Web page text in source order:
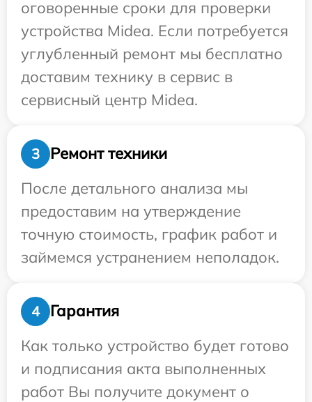
оговоренные сроки для проверки
устройства Midea. Если потребуется
углубленный ремонт мы бесплатно
доставим технику в сервис в
сервисный центр Midea.
3
Ремонт техники
После детального анализа мы
предоставим на утверждение
точную стоимость, график работ и
займемся устранением неполадок.
4
Гарантия
Как только устройство будет готово
и подписания акта выполненных
работ Вы получите документ о